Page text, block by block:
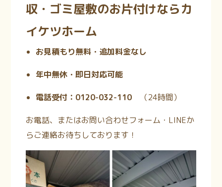
収・ゴミ屋敷のお片付けならカ
イケツホーム
お見積もり無料・追加料金なし
年中無休・即日対応可能
電話受付：0120-032-110 （24時間）
お電話、またはお問い合わせフォーム・LINEか
らご連絡お待ちしております！